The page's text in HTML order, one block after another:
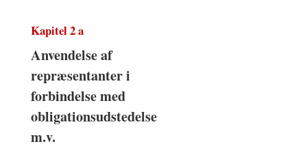
Kapitel 2 a
Anvendelse af
repræsentanter i
forbindelse med
obligationsudstedelse
m.v.